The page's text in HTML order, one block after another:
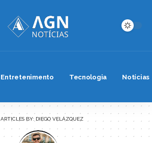
Entretenimento Tecnologia Notícias
ARTICLES BY: DIEGO VELÁZQUEZ